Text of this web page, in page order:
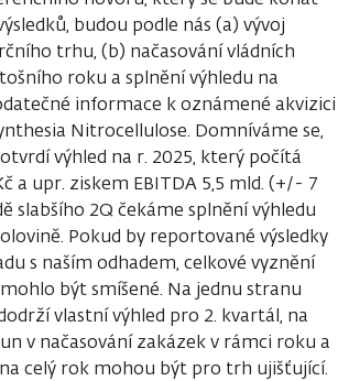
budou podle nás (a) vývoj
trhu, (b) načasování vládních
roku a splnění výhledu na
informace k oznámené akvizici
Nitrocellulose. Domníváme se,
výhled na r. 2025, který počítá
a upr. ziskem EBITDA 5,5 mld. (+/- 7
slabšího 2Q čekáme splnění výhledu
Pokud by reportované výsledky
s naším odhadem, celkové vyznění
být smíšené. Na jednu stranu
vlastní výhled pro 2. kvartál, na
v načasování zakázek v rámci roku a
celý rok mohou být pro trh ujišťující.